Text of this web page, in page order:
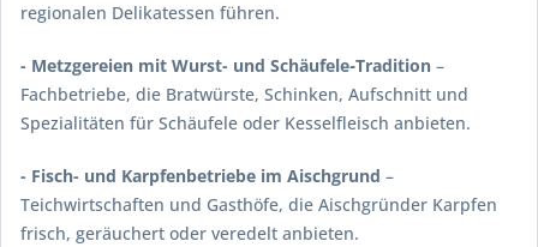
regionalen Delikatessen führen.
- Metzgereien mit Wurst- und Schäufele‑Tradition –
Fachbetriebe, die Bratwürste, Schinken, Aufschnitt und
Spezialitäten für Schäufele oder Kesselfleisch anbieten.
- Fisch- und Karpfenbetriebe im Aischgrund –
Teichwirtschaften und Gasthöfe, die Aischgründer Karpfen
frisch, geräuchert oder veredelt anbieten.